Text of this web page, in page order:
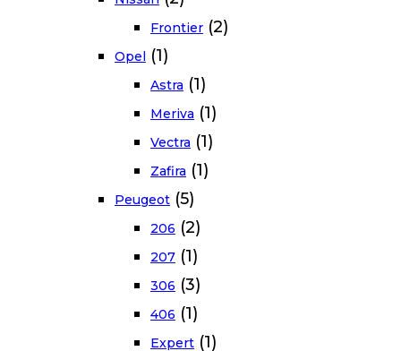
Frontier (2)
Opel (1)
Astra (1)
Meriva (1)
Vectra (1)
Zafira (1)
Peugeot (5)
206 (2)
207 (1)
306 (3)
406 (1)
Expert (1)